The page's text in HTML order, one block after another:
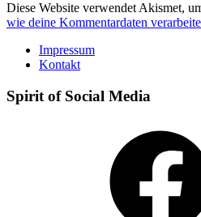
Diese Website verwendet Akismet,
wie deine Kommentardaten
Impressum
Kontakt
Spirit of Social Media